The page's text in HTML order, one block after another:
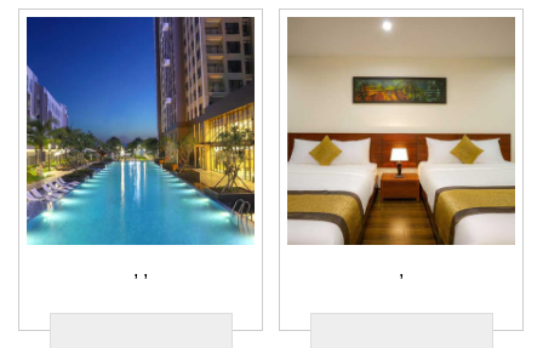
, , ,